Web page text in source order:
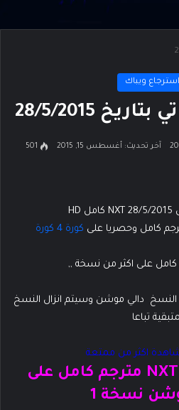
استرجاع ويباك
28/5/2015
آخر تحديث: أغسطس 15, 2015 501
كورة 4 كورة
دالي موشن وسيتم انزال النسخ
تباعا
اكثر من ممتعة
عرض NXT 28/5/2015 مترجم كامل على
نسخة 1